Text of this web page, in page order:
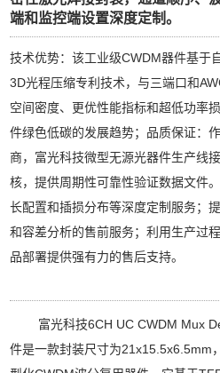
端和监控端设置深度定制。
技术优势：该工业级CWDM器件基于
3D光程压缩专利技术，与三端口和
空间密度、更优性能指标和超低功率
件绿色低碳的发展趋势；品质保证：
商，富光科技微型无源光器件生产线
核，提供周期性可靠性验证数据文件
长配置和插损分布等深度定制服务；
和容差分析的售前服务；利用生产过
品部署提供强有力的售后支持。
富光科技6CH UC CWDM Mux
件是一款封装尺寸为21x15.5x6.5mm